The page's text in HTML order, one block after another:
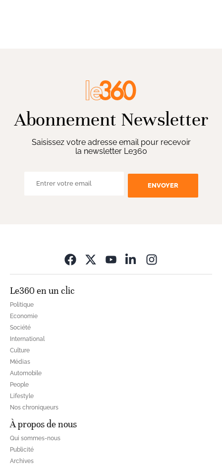
Abonnement Newsletter
Saisissez votre adresse email pour recevoir
la newsletter Le360
ENVOYER
Le360 en un clic
Politique
Economie
Société
International
Culture
Médias
Automobile
People
Lifestyle
Nos chroniqueurs
À propos de nous
Qui sommes-nous
Publicité
Archives